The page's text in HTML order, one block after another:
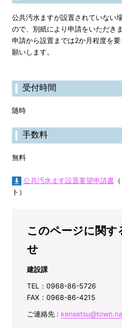
公共汚水ますが設置されていない
ので、別紙により申請をいただきま
申請から設置までは2か月程度を
願いします。
受付時間
随時
手数料
無料
公共汚水ます設置要望申請書 （
ト）
このページに関す
せ
建設課
TEL：0968-86-5726
FAX：0968-86-4215
ご連絡先 :